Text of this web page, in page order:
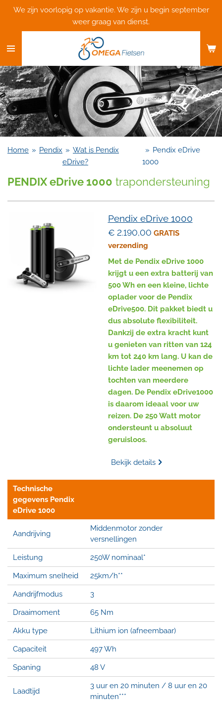
Ga
de
We zijn voorlopig op vakantie. We zijn u begin september
weer graag van dienst.
Home » Pendix » Wat is Pendix
eDrive?
» Pendix eDrive
1000
PENDIX eDrive 1000 trapondersteuning
Pendix eDrive 1000
€ 2.190,00 GRATIS
verzending
Met de Pendix eDrive 1000
krijgt u een extra batterij van
500 Wh en een kleine, lichte
oplader voor de Pendix
eDrive500. Dit pakket biedt u
dus absolute flexibiliteit.
Dankzij de extra kracht kunt
u genieten van ritten van 124
km tot 240 km lang. U kan de
lichte lader meenemen op
tochten van meerdere
dagen. De Pendix eDrive1000
is daarom ideaal voor uw
reizen. De 250 Watt motor
ondersteunt u absoluut
geruisloos.
Bekijk details
Technische
gegevens Pendix
eDrive 1000
Aandrijving
Middenmotor zonder
versnellingen
Leistung 250W nominaal*
Maximum snelheid 25km/h**
Aandrijfmodus 3
Draaimoment 65 Nm
Akku type Lithium ion (afneembaar)
Capaciteit 497 Wh
Spaning 48 V
Laadtijd
3 uur en 20 minuten / 8 uur en 20
minuten***